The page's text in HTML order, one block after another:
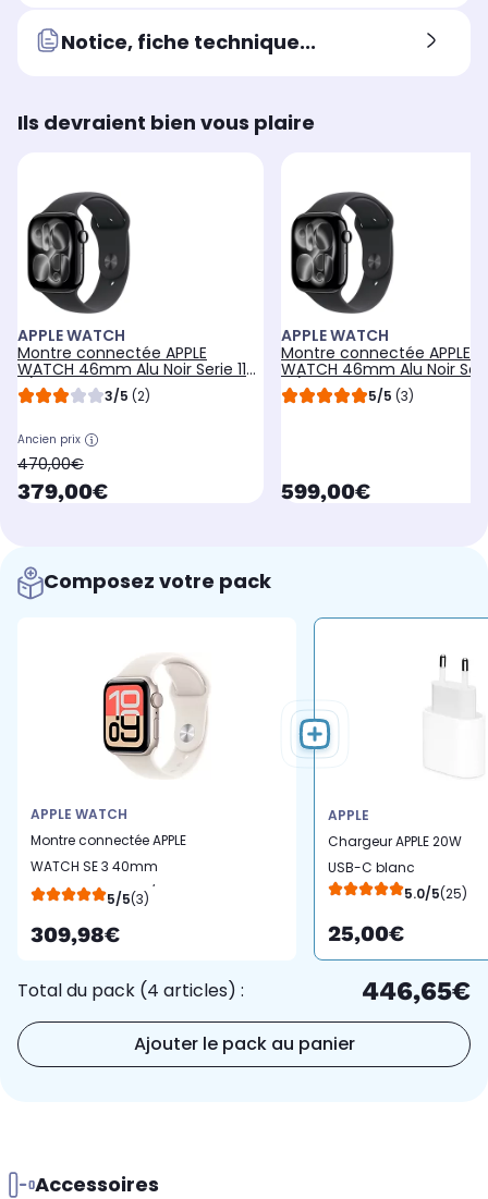
Notice, fiche technique...
Ils devraient bien vous plaire
APPLE WATCH
Montre connectée APPLE
WATCH 46mm Alu Noir Serie 11
S/M 3/5 (2)
Ancien prix
oldPrice
470,00€
currentPrice
379,00€
APPLE WATCH
Montre connectée APPLE
WATCH 46mm Alu Noir
M/L Cellular 5/5 (3)
currentPrice
599,00€
Composez votre pack
APPLE WATCH
Montre connectée APPLE
WATCH SE 3 40mm
Lumière Stellaire S/M
5/5(3)
309,98€
APPLE
Chargeur APPLE 20W
USB-C blanc
5.0/5(25)
25,00€
Total du pack (4 articles) : 446,65€
Ajouter le pack au panier
Accessoires